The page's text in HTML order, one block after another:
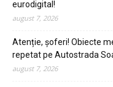
eurodigital!
august 7, 2026
Atenție, șoferi! Obiecte
repetat pe Autostrada
august 7, 2026